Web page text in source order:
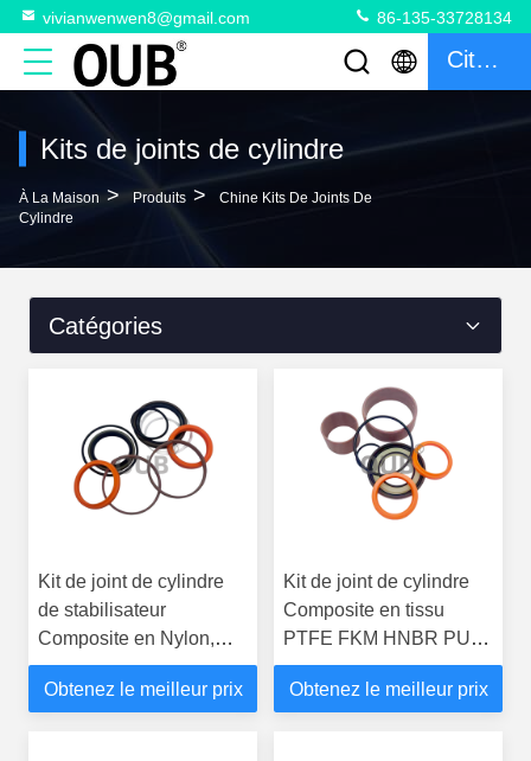
vivianwenwen8@gmail.com 86-135-33728134
Citation
Kits de joints de cylindre
À La Maison > Produits >
Chine Kits De Joints De
Cylindre
Catégories
Kit de joint de cylindre
de stabilisateur
Composite en Nylon,
332/Y5599 332Y5599
HNBR PU PTFE pour
Obtenez le meilleur prix
Kit de joint de cylindre
Composite en tissu
PTFE FKM HNBR PU
550/42835 55042835,
pour réparation de
Obtenez le meilleur prix